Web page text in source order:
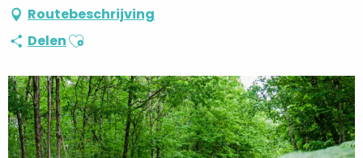
Routebeschrijving
DelenAjouter aux favoris